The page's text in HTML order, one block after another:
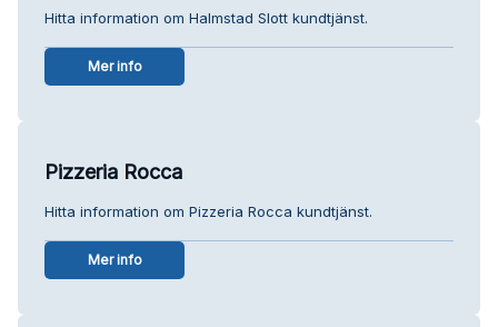
Hitta information om Halmstad Slott kundtjänst.
Mer info
Pizzeria Rocca
Hitta information om Pizzeria Rocca kundtjänst.
Mer info